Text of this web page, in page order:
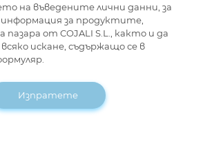
на въведените лични данни, за
информация за продуктите,
пазара от COJALI S.L., както и да
искане, съдържащо се в
Изпратете